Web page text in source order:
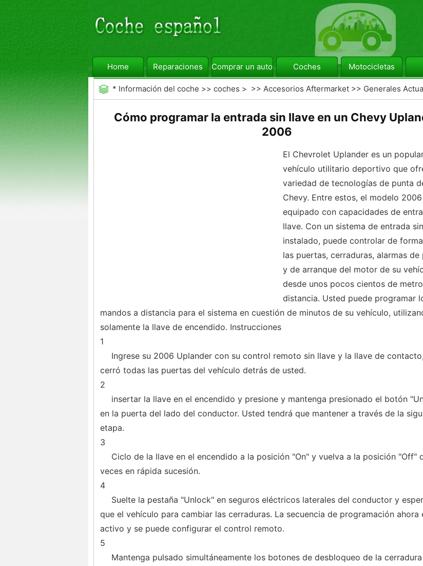
Home Reparaciones Comprar un automóvil Coches Motocicletas
* Información del coche >> coches > >> Accesorios Aftermarket>> Generales
Cómo programar la entrada sin llave en un Chevy
2006
El Chevrolet Uplander es un
vehículo utilitario deportivo que
variedad de tecnologías de punta
Chevy. Entre estos, el modelo
equipado con capacidades de
llave. Con un sistema de entrada
instalado, puede controlar de
las puertas, cerraduras, alarmas de
y de arranque del motor de su
desde unos pocos cientos de
distancia. Usted puede programar
mandos a distancia para el sistema en cuestión de minutos de su vehículo,
solamente la llave de encendido. Instrucciones
1
Ingrese su 2006 Uplander con su control remoto sin llave y la llave de
cerró todas las puertas del vehículo detrás de usted.
2
insertar la llave en el encendido y presione y mantenga presionado el botón
en la puerta del lado del conductor. Usted tendrá que mantener a través de la
etapa.
3
Ciclo de la llave en el encendido a la posición "On" y vuelva a la posición "Off"
veces en rápida sucesión.
4
Suelte la pestaña "Unlock" en seguros eléctricos laterales del conductor y
que el vehículo para cambiar las cerraduras. La secuencia de programación ahora
activo y se puede configurar el control remoto.
5
Mantenga pulsado simultáneamente los botones de desbloqueo de la